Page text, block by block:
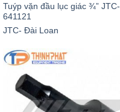
Tuýp vặn đầu lục giác ¾” JTC-
641121
JTC- Đài Loan